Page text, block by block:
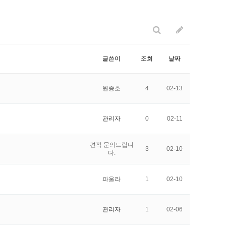
글쓴이 조회 날짜
원종호 4 02-13
관리자 0 02-11
견적 문의드립니
다.
3 02-10
파울라 1 02-10
관리자 1 02-06